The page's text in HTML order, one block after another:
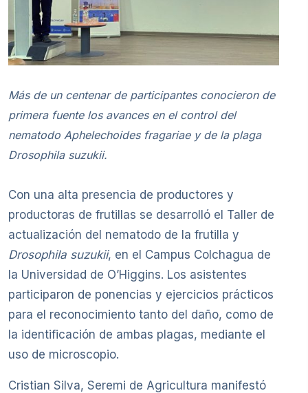
Más de un centenar de participantes conocieron de
primera fuente los avances en el control del
nematodo Aphelechoides fragariae y de la plaga
Drosophila suzukii.
Con una alta presencia de productores y
productoras de frutillas se desarrolló el Taller de
actualización del nematodo de la frutilla y
Drosophila suzukii, en el Campus Colchagua de
la Universidad de O’Higgins. Los asistentes
participaron de ponencias y ejercicios prácticos
para el reconocimiento tanto del daño, como de
la identificación de ambas plagas, mediante el
uso de microscopio.
Cristian Silva, Seremi de Agricultura manifestó